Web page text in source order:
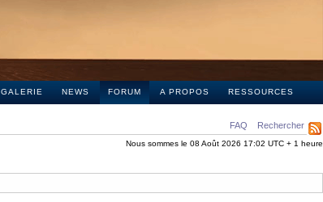
GALERIE NEWS FORUM A PROPOS RESSOURCES
FAQ Rechercher
Nous sommes le 08 Août 2026 17:02 UTC + 1 heure